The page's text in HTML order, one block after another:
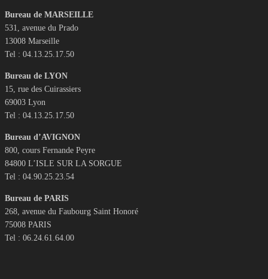
Bureau de MARSEILLE
531, avenue du Prado
13008 Marseille
Tel : 04.13.25.17.50
Bureau de LYON
15, rue des Cuirassiers
69003 Lyon
Tel : 04.13.25.17.50
Bureau d’AVIGNON
800, cours Fernande Peyre
84800 L’ISLE SUR LA SORGUE
Tel : 04.90.25.23.54
Bureau de PARIS
268, avenue du Faubourg Saint Honoré
75008 PARIS
Tel : 06.24.61.64.00